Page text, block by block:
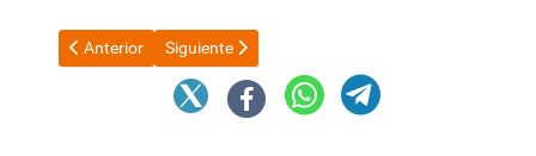
Artículo anterior: Que dice el último parte médico sobre la
Anterior Artículo siguiente: La oposición presiona a Kicillof
Siguiente